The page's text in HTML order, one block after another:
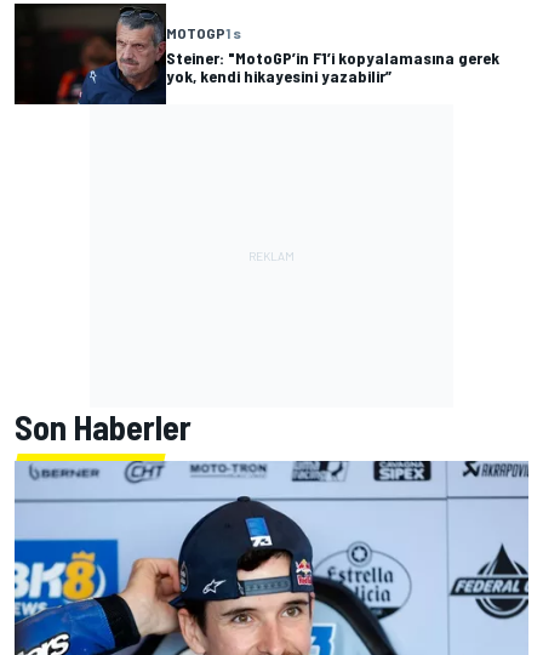
MOTOGP1 s
Steiner: "MotoGP’in F1’i kopyalamasına gerek
yok, kendi hikayesini yazabilir”
Son Haberler